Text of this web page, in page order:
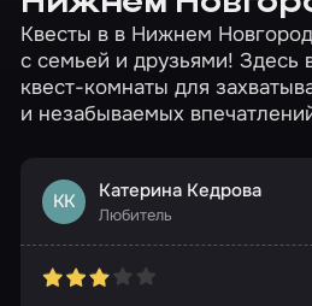
Квесты в в Нижнем
с семьей и друзьями! Здесь
квест-комнаты для
и незабываемых
КК Катерина Кедрова
Любитель